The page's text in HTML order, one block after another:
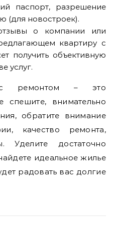
паспорт, разрешение
(для новостроек).
о компании или
квартиру с
получить объективную
услуг.
ремонтом – это
спешите, внимательно
обратите внимание
качество ремонта,
Уделите достаточно
идеальное жилье
радовать вас долгие